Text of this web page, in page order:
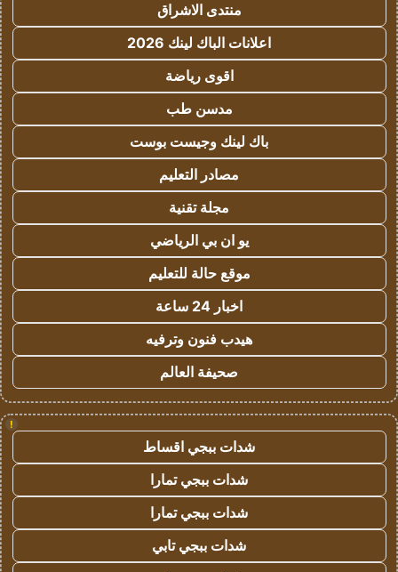
منتدى الاشراق
اعلانات الباك لينك 2026
اقوى رياضة
مدسن طب
باك لينك وجيست بوست
مصادر التعليم
مجلة تقنية
يو ان بي الرياضي
موقع حالة للتعليم
اخبار 24 ساعة
هيدب فنون وترفيه
صحيفة العالم
!
شدات ببجي اقساط
شدات ببجي تمارا
شدات ببجي تمارا
شدات ببجي تابي